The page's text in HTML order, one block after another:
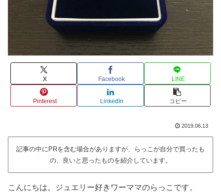
X Facebook LINE
Pinterest LinkedIn コピー
2019.06.13
記事の中にPRを含む場合がありますが、らっこが自分で買ったも
の、良いと思ったものを紹介しています。
こんにちは。ジュエリー好きワーママのらっこです。